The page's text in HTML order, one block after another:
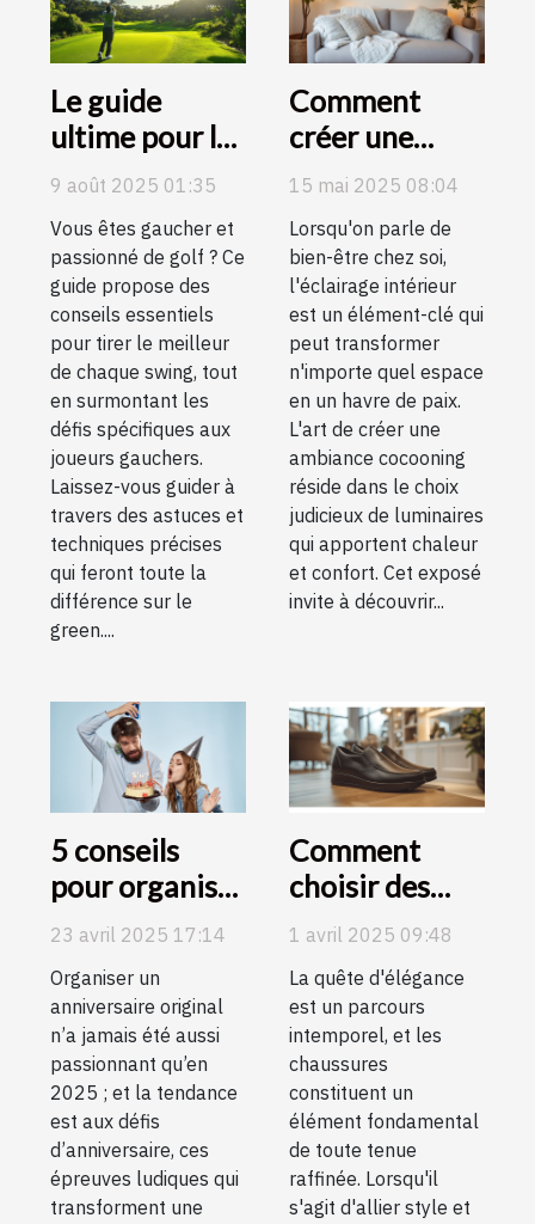
Le guide
ultime pour les
amateurs de
9 août 2025 01:35
Vous êtes gaucher et
passionné de golf ? Ce
guide propose des
conseils essentiels
pour tirer le meilleur
de chaque swing, tout
en surmontant les
défis spécifiques aux
joueurs gauchers.
Laissez-vous guider à
travers des astuces et
techniques précises
qui feront toute la
différence sur le
green....
Comment
créer une
ambiance
avec des
éclairages
d'intérieur
15 mai 2025 08:04
Lorsqu'on parle de
bien-être chez soi,
l'éclairage intérieur
est un élément-clé qui
peut transformer
n'importe quel espace
en un havre de paix.
L'art de créer une
ambiance cocooning
réside dans le choix
judicieux de luminaires
qui apportent chaleur
et confort. Cet exposé
invite à découvrir...
5 conseils
pour organiser
les meilleurs
d’anniversaire
en 2025 !
23 avril 2025 17:14
Organiser un
anniversaire original
n’a jamais été aussi
passionnant qu’en
2025 ; et la tendance
est aux défis
d’anniversaire, ces
épreuves ludiques qui
transforment une
Comment
choisir des
chaussures
augmentent
discrètement
la taille
1 avril 2025 09:48
La quête d'élégance
est un parcours
intemporel, et les
chaussures
constituent un
élément fondamental
de toute tenue
raffinée. Lorsqu'il
s'agit d'allier style et